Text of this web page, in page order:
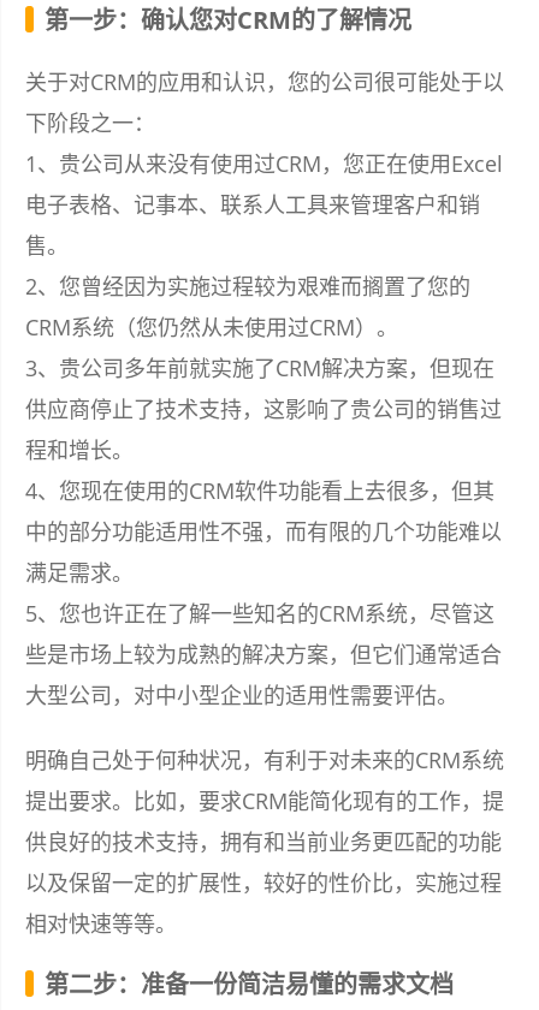
第一步：确认您对CRM的了解情况
关于对CRM的应用和认识，您的公司很可能处于以
下阶段之一：
1、贵公司从来没有使用过CRM，您正在使用Excel
电子表格、记事本、联系人工具来管理客户和销
售。
2、您曾经因为实施过程较为艰难而搁置了您的
CRM系统（您仍然从未使用过CRM）。
3、贵公司多年前就实施了CRM解决方案，但现在
供应商停止了技术支持，这影响了贵公司的销售过
程和增长。
4、您现在使用的CRM软件功能看上去很多，但其
中的部分功能适用性不强，而有限的几个功能难以
满足需求。
5、您也许正在了解一些知名的CRM系统，尽管这
些是市场上较为成熟的解决方案，但它们通常适合
大型公司，对中小型企业的适用性需要评估。
明确自己处于何种状况，有利于对未来的CRM系统
提出要求。比如，要求CRM能简化现有的工作，提
供良好的技术支持，拥有和当前业务更匹配的功能
以及保留一定的扩展性，较好的性价比，实施过程
相对快速等等。
第二步：准备一份简洁易懂的需求文档